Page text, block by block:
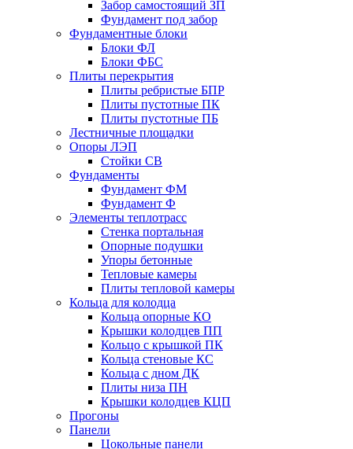
Забор самостоящий ЗП
Фyндамент под забор
Фундаментные блоки
Блоки ФЛ
Блоки ФБС
Плиты перекрытия
Плиты ребристые БПР
Плиты пустотные ПК
Плиты пустотные ПБ
Лестничные площадки
Опоры ЛЭП
Стойки СВ
Фундаменты
Фyндамент ФМ
Фyндамент Ф
Элементы теплотрасс
Стенка портальная
Опорные подушки
Упоры бетонные
Тепловые камеры
Плиты тепловой камеры
Кольца для колодца
Кольца опорные КО
Крышки колодцев ПП
Кольцо с крышкой ПК
Кольца стеновые КС
Кольца с дном ДК
Плиты низа ПН
Крышки колодцев КЦП
Прогоны
Панели
Цокольные панели